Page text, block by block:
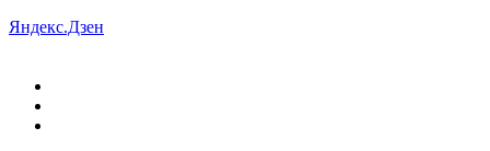
Яндекс.Дзен